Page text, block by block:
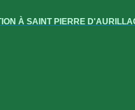
À SAINT PIERRE